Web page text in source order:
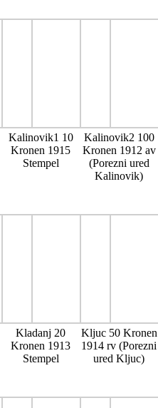
Kalinovik1 10
Kronen 1915
Stempel
Kalinovik2 100
Kronen 1912 av
(Porezni ured
Kalinovik)
Kladanj 20
Kronen 1913
Stempel
Kljuc 50 Kronen
1914 rv (Porezni
ured Kljuc)